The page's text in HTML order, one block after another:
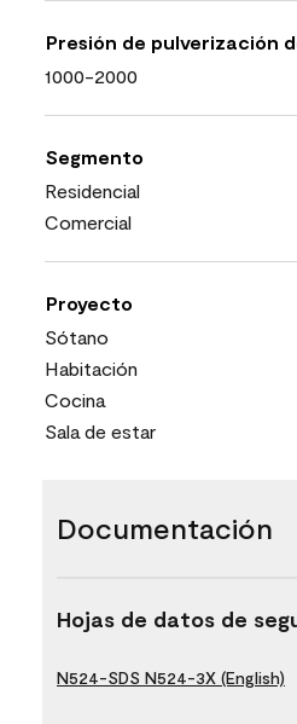
Presión de pulverización
1000-2000
Segmento
Residencial
Comercial
Proyecto
Sótano
Habitación
Cocina
Sala de estar
Documentación
Hojas de datos de
N524-SDS N524-3X (English)